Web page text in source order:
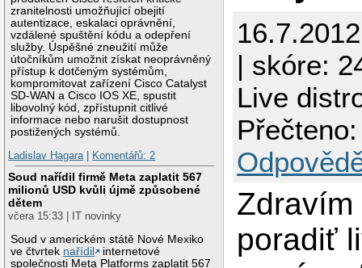
zranitelnosti umožňující obejití
autentizace, eskalaci oprávnění,
vzdálené spuštění kódu a odepření
služby. Úspěšné zneužití může
útočníkům umožnit získat neoprávněný
přístup k dotčeným systémům,
kompromitovat zařízení Cisco Catalyst
SD-WAN a Cisco IOS XE, spustit
libovolný kód, zpřístupnit citlivé
informace nebo narušit dostupnost
postižených systémů.
Ladislav Hagara| Komentářů: 2
Soud nařídil firmě Meta zaplatit 567
milionů USD kvůli újmě způsobené
dětem
včera 15:33 | IT novinky
Soud v americkém státě Nové Mexiko
ve čtvrtek nařídil
internetové
společnosti Meta Platforms zaplatit 567
| skóre:
Live
Zdravím
poradiť